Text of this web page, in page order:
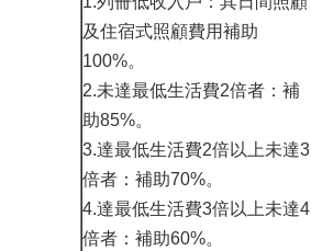
及住宿式照顧費用補助
100%。
2.未達最低生活費2倍者：補
助85%。
3.達最低生活費2倍以上未達3
倍者：補助70%。
4.達最低生活費3倍以上未達4
倍者：補助60%。